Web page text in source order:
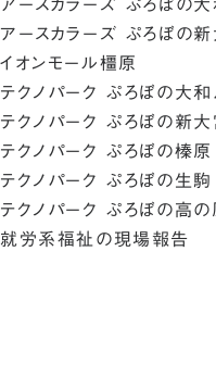
アースカラーズ ぷろぼの
アースカラーズ ぷろぼの
イオンモール橿原
テクノパーク ぷろぼの大
テクノパーク ぷろぼの新大
テクノパーク ぷろぼの榛原
テクノパーク ぷろぼの生駒
テクノパーク ぷろぼの高の
就労系福祉の現場報告